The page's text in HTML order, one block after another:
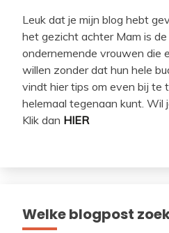
Leuk dat je mijn blog hebt
het gezicht achter Mam is
ondernemende vrouwen die
willen zonder dat hun hele
vindt hier tips om even bij te
helemaal tegenaan kunt. Wil
Klik dan HIER
Welke blogpost